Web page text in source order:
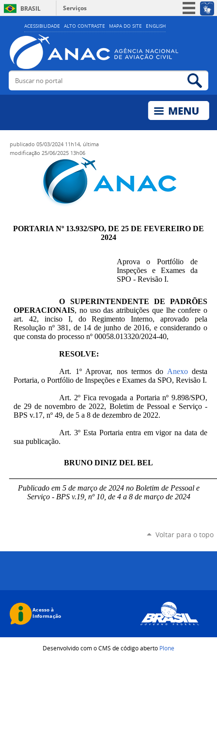
ACESSIBILIDADE ALTO CONTRASTE MAPA DO SITE ENGLISH
BRASIL
Serviços
Simplifique!
Acesso à informação
Legislação
Buscar no portal
publicado 05/03/2024 11h14, última
modificação 25/06/2025 13h06
PORTARIA Nº 13.932/SPO, DE 25 DE FEVEREIRO DE
2024
Aprova o Portfólio de
Inspeções e Exames da
SPO - Revisão I.
O SUPERINTENDENTE DE PADRÕES
OPERACIONAIS, no uso das atribuições que lhe confere o
art. 42, inciso I, do Regimento Interno, aprovado pela
Resolução nº 381, de 14 de junho de 2016, e considerando o
que consta do processo nº 00058.013320/2024-40,
RESOLVE:
Art. 1º Aprovar, nos termos do Anexodesta
Portaria, o Portfólio de Inspeções e Exames da SPO, Revisão I.
Art. 2º Fica revogada a Portaria nº 9.898/SPO,
de 29 de novembro de 2022, Boletim de Pessoal e Serviço -
BPS v.17, nº 49, de 5 a 8 de dezembro de 2022.
Art. 3º Esta Portaria entra em vigor na data de
sua publicação.
BRUNO DINIZ DEL BEL
Publicado em 5 de março de 2024 no Boletim de Pessoal e
Serviço - BPS v.19, nº 10, de 4 a 8 de março de 2024
Voltar para o topo
Desenvolvido com o CMS de código aberto Plone